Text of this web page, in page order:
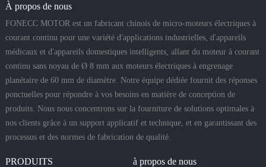
À propos de nous
FONECC MOTOR est un fabricant chinois de micro-moteurs électriques à
courant continu pour une variété d'applications industrielles, d'appareils
médicaux et d'appareils domestiques intelligents, allant du moteur à courant
continu sans noyau de Ø 8 mm aux moteurs électriques à engrenage
planétaire de 60 mm de diamètre. Notre équipe dédiée fournit des réponses
ponctuelles pour répondre à vos besoins en matière de conception de
produits. Nous nous concentrons sur la fourniture de solutions optimales à
nos clients grâce à un support applicatif et technique, et en garantissant des
processus et des normes de fabrication de qualité.
PRODUITS à propos de nous